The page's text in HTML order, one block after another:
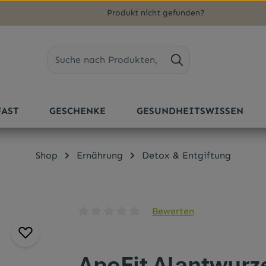
Produkt nicht gefunden?
GESCHENKE GESUNDHEITSWISSEN
Shop Ernährung Detox & Entgiftung
Bewerten